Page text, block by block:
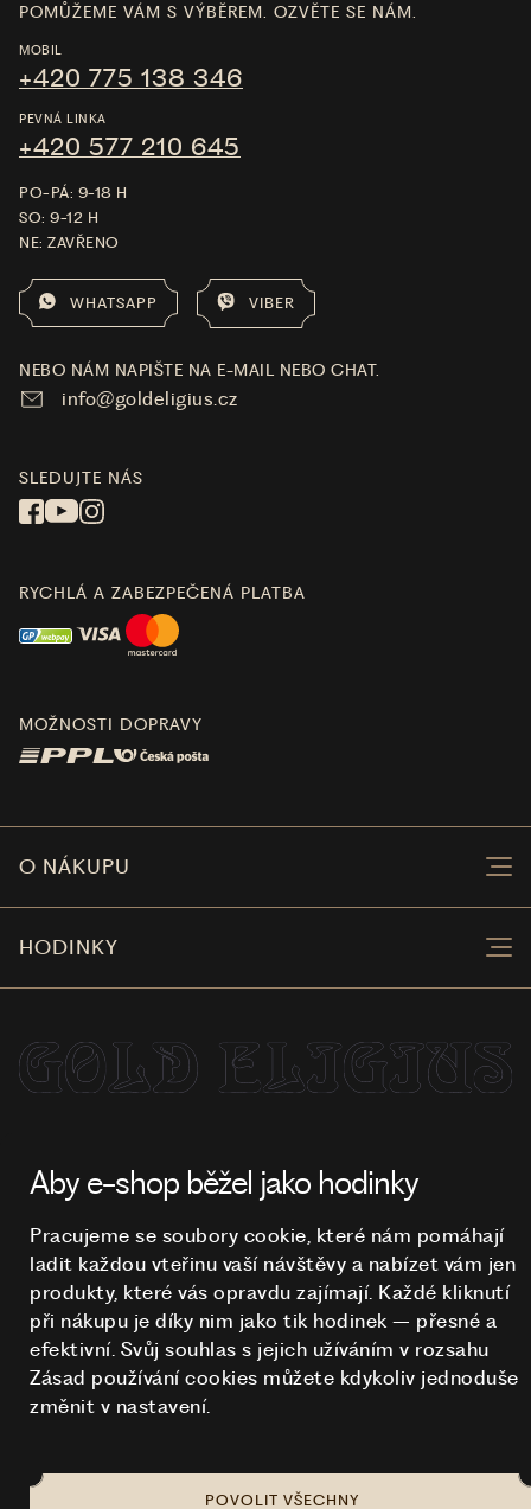
O NÁKUPU
HODINKY
POMŮŽEME VÁM S VÝBĚREM. OZVĚTE SE NÁM.
MOBIL
+420 775 138 346
PEVNÁ LINKA
+420 577 210 645
PO-PÁ: 9-18 H
SO: 9-12 H
NE: ZAVŘENO
WHATSAPP VIBER
NEBO NÁM NAPIŠTE NA E-MAIL NEBO CHAT.
info@goldeligius.cz
SLEDUJTE NÁS
RYCHLÁ A ZABEZPEČENÁ PLATBA
MOŽNOSTI DOPRAVY
Aby e-shop běžel jako hodinky
Pracujeme se soubory cookie, které nám pomáhají
ladit každou vteřinu vaší návštěvy a nabízet vám jen
produkty, které vás opravdu zajímají. Každé kliknutí
při nákupu je díky nim jako tik hodinek – přesné a
efektivní. Svůj souhlas s jejich užíváním v rozsahu
Zásad používání cookies můžete kdykoliv jednoduše
změnit v nastavení.
POVOLIT VŠECHNY